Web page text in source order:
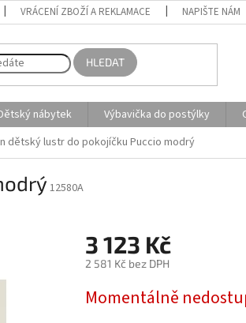
VRÁCENÍ ZBOŽÍ A REKLAMACE NAPIŠTE NÁM
HLEDAT
nábytek Výbavička do postýlky
dětský lustr do pokojíčku Puccio modrý
12580A
3 123 Kč
2 581 Kč bez DPH
cena:
Momentálně